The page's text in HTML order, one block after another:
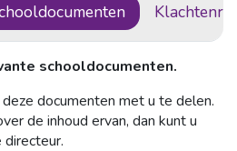
schooldocumenten.
documenten met u te delen.
de inhoud ervan, dan kunt u